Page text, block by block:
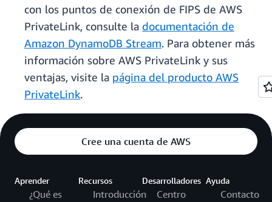
con los puntos de conexión de FIPS de AWS
PrivateLink, consulte la documentación de
Amazon DynamoDB Stream. Para obtener más
información sobre AWS PrivateLink y sus
ventajas, visite la página del producto AWS
PrivateLink.
Cree una cuenta de AWS
Aprender
¿Qué es
Recursos
Introducción
Desarrolladores
Centro
Ayuda
Contacto